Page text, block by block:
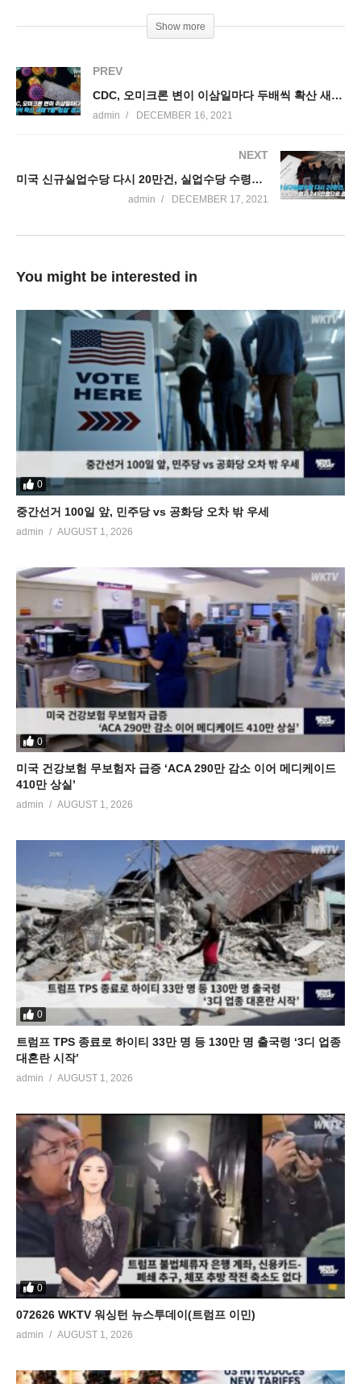
Show more
PREV
CDC, 오미크론 변이 이삼일마다 두배씩 확산 새해 1월 ‘정점’ 경고…
admin DECEMBER 16, 2021
NEXT
미국 신규실업수당 다시 20만건, 실업수당 수령자 245만명으로 증가
admin DECEMBER 17, 2021
You might be interested in
0
중간선거 100일 앞, 민주당 vs 공화당 오차 밖 우세
admin AUGUST 1, 2026
0
미국 건강보험 무보험자 급증 ‘ACA 290만 감소 이어 메디케이드
410만 상실’
admin AUGUST 1, 2026
0
트럼프 TPS 종료로 하이티 33만 명 등 130만 명 출국령 ‘3디 업종
대혼란 시작’
admin AUGUST 1, 2026
0
072626 WKTV 워싱턴 뉴스투데이(트럼프 이민)
admin AUGUST 1, 2026